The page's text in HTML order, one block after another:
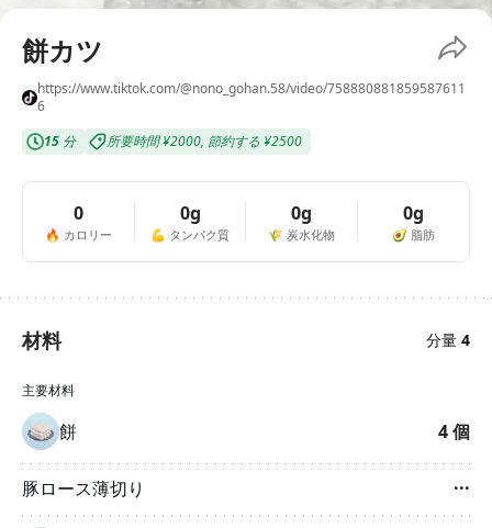
餅カツ
https://www.tiktok.com/@nono_gohan.58/video/758880881859587611
6
15 分 所要時間¥2000, 節約する ¥2500
0
🔥 カロリー
0g
💪 タンパク質
0g
🌾 炭水化物
0g
🥑 脂肪
材料 分量 4
主要材料
餅 4個
豚ロース薄切り ···